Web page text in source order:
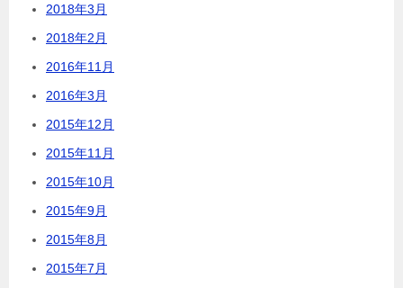
2018年3月
2018年2月
2016年11月
2016年3月
2015年12月
2015年11月
2015年10月
2015年9月
2015年8月
2015年7月